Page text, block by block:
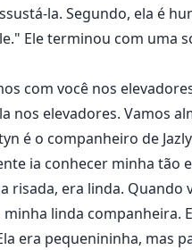
la. Segundo, ela é
Ele terminou com uma
com você nos
nos elevadores. Vamos
é o companheiro de
ia conhecer minha tão
risada, era linda. Quando
linda companheira.
era pequenininha, mas